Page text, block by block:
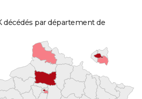
décédés par département de